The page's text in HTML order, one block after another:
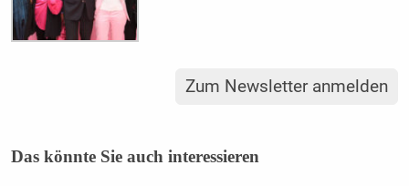
Zum Newsletter anmelden
Das könnte Sie auch interessieren